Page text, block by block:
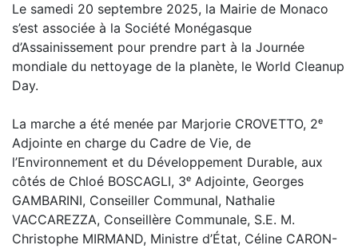
Le samedi 20 septembre 2025, la Mairie de Monaco
s’est associée à la Société Monégasque
d’Assainissement pour prendre part à la Journée
mondiale du nettoyage de la planète, le World Cleanup
Day.
La marche a été menée par Marjorie CROVETTO, 2ᵉ
Adjointe en charge du Cadre de Vie, de
l’Environnement et du Développement Durable, aux
côtés de Chloé BOSCAGLI, 3ᵉ Adjointe, Georges
GAMBARINI, Conseiller Communal, Nathalie
VACCAREZZA, Conseillère Communale, S.E. M.
Christophe MIRMAND, Ministre d’État, Céline CARON-